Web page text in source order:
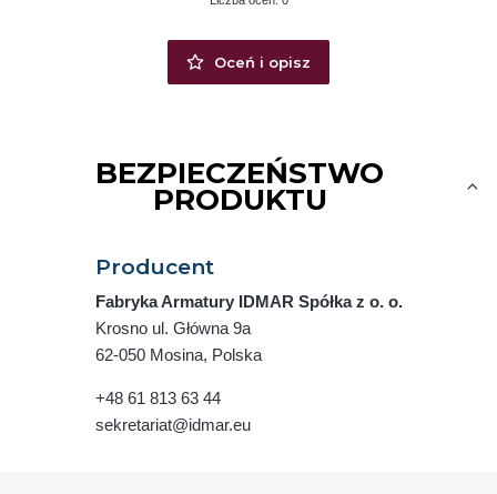
Oceń i opisz
BEZPIECZEŃSTWO
PRODUKTU
Producent
Fabryka Armatury IDMAR Spółka z o. o.
Krosno ul. Główna 9a
62-050 Mosina, Polska
+48 61 813 63 44
sekretariat@idmar.eu